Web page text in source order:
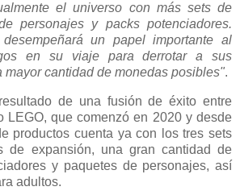
el universo con más sets de
personajes y packs potenciadores.
un papel importante al
en su viaje para derrotar a sus
mayor cantidad de monedas posibles".
de una fusión de éxito entre
LEGO, que comenzó en 2020 y desde
productos cuenta ya con los tres sets
de expansión, una gran cantidad de
y paquetes de personajes, así
adultos.